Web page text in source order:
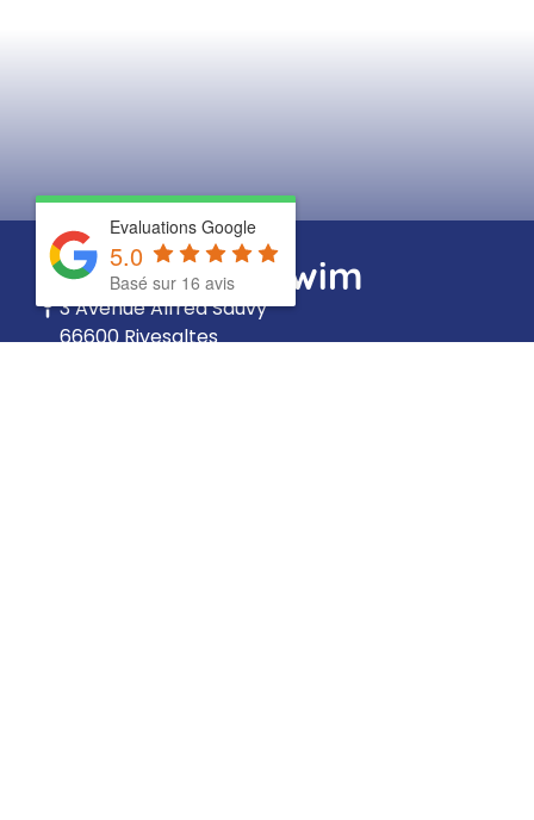
Cosy swim
3 Avenue Alfred Sauvy
66600 Rivesaltes
Evaluations Google
5.0
Basé sur 16 avis